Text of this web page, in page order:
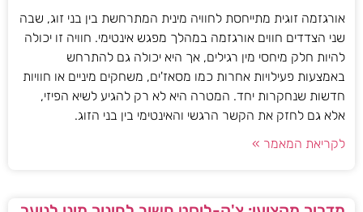
אורגזמה זוגית מתייחסת לחוויה מינית המתרחשת בין בני זוג, שבה
שני הצדדים חווים אורגזמה במהלך מפגש אינטימי. חוויה זו יכולה
להיות חלק מיחסי מין רגילים, אך היא יכולה גם להתרחש
באמצעות פעילויות אחרות כמו מסאז'ים, משחקים מיניים או חוויות
חדשות שנחקרות יחד. המטרה היא לא רק להגיע לשיא הפיזי,
אלא גם לחזק את הקשר הרגשי והאינטימי בין בני הזוג.
לקריאת המאמר »